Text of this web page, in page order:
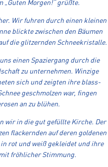
Morgen!“ grüßte.
Wir fuhren durch einen kleinen
blickte zwischen den Bäumen
die glitzernden Schneekristalle.
einen Spaziergang durch die
zu unternehmen. Winzige
sich und zeigten ihre blass-
geschmolzen war, fingen
an zu blühen.
wir in die gut gefüllte Kirche. Der
flackernden auf deren goldenen
rot und weiß gekleidet und ihre
fröhlicher Stimmung.